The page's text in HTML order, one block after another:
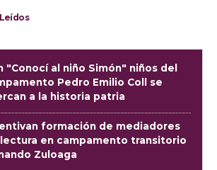
Leídos
"Conocí al niño Simón" niños del
Pedro Emilio Coll se
a la historia patria
formación de mediadores
en campamento transitorio
Zuloaga